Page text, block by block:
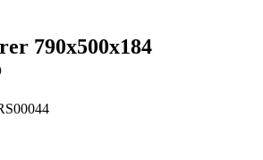
790x500x184